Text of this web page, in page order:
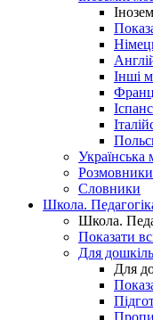
Інші
Українська
Розмовники
Словники
Школа.
Школа.
Показати
Для
Для